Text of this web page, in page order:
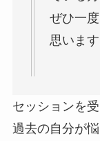
ぜひ一
思います
セッションを
過去の自分が